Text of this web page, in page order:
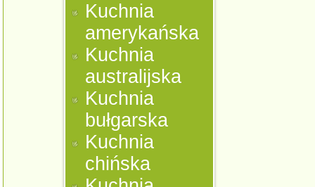
Kuchnia
amerykańska
Kuchnia
australijska
Kuchnia
bułgarska
Kuchnia
chińska